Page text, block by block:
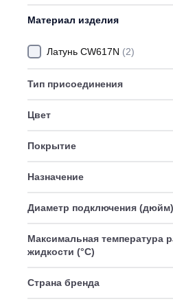
Материал изделия
Латунь CW617N (2)
Тип присоединения
Цвет
Покрытие
Назначение
Диаметр подключения (дюйм)
Максимальная температура
жидкости (°C)
Страна бренда